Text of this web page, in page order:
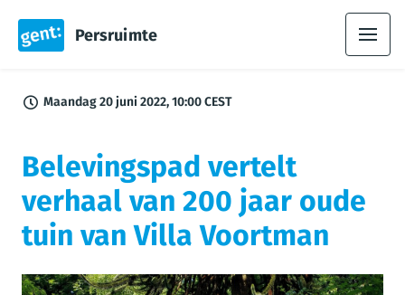
Persruimte
Maandag 20 juni 2022, 10:00 CEST
Belevingspad vertelt
verhaal van 200 jaar oude
tuin van Villa Voortman